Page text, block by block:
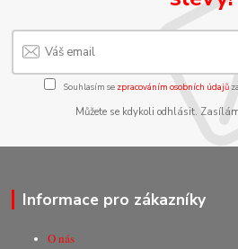
Souhlasím se zpracováním osobních údajů
Můžete se kdykoli odhlásit.
Informace pro zákazníky
O nás